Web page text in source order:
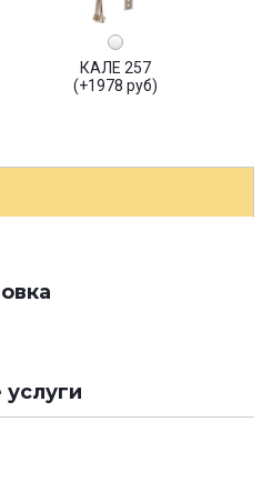
КАЛЕ 257
(+1978 руб)